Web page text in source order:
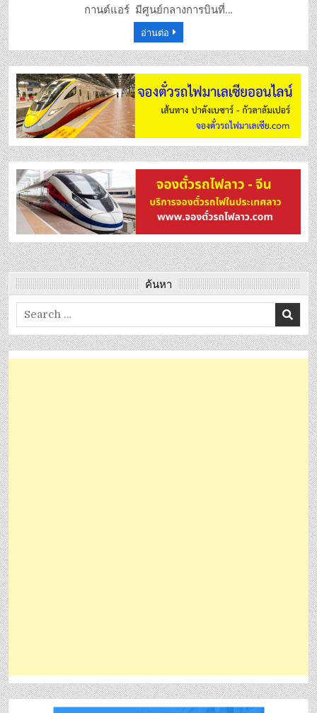
กานต์แอร์ มีศูนย์กลางการบินที่…
อ่านต่อ
ค้นหา
Search
for: